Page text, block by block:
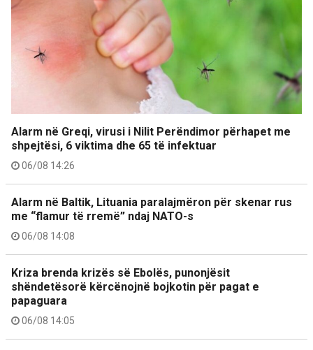
Alarm në Greqi, virusi i Nilit Perëndimor përhapet me
shpejtësi, 6 viktima dhe 65 të infektuar
06/08 14:26
Alarm në Baltik, Lituania paralajmëron për skenar rus
me “flamur të rremë” ndaj NATO-s
06/08 14:08
Kriza brenda krizës së Ebolës, punonjësit
shëndetësorë kërcënojnë bojkotin për pagat e
papaguara
06/08 14:05